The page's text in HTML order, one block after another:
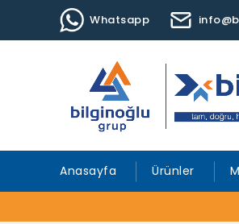
Whatsapp
Anasayfa Ürünler